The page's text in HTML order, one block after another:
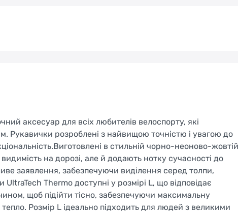
аксесуар для всіх любителів велоспорту, які
Рукавички розроблені з найвищою точністю і увагою до
в стильній чорно-неоново-жовтій
на дорозі, але й додають нотку сучасності до
заявлення, забезпечуючи виділення серед толпи,
Thermo доступні у розмірі L, що відповідає
щоб підійти тісно, забезпечуючи максимальну
Розмір L ідеально підходить для людей з великими